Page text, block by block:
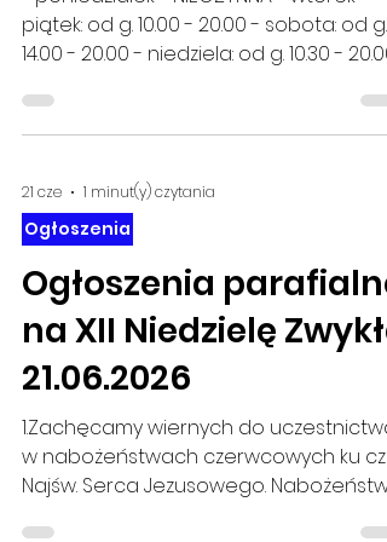
piątek: od g. 10.00 - 20.00 - sobota: od g.
14.00 - 20.00 - niedziela: od g. 10.30 - 20.00
21 cze 1 minut(y) czytania
Ogłoszenia
Ogłoszenia parafialne
na XII Niedzielę Zwykłą
21.06.2026
1.Zachęcamy wiernych do uczestnictwa
w nabożeństwach czerwcowych ku czci
Najśw. Serca Jezusowego.